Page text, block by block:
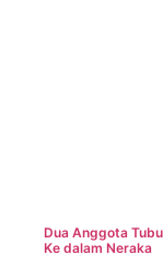
Dua Anggota
Ke dalam Neraka